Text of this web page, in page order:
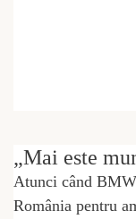
„Mai este
Atunci când
România pentru